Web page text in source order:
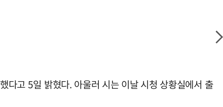
다고 5일 밝혔다. 아울러 시는 이날 시청 상황실에서 출